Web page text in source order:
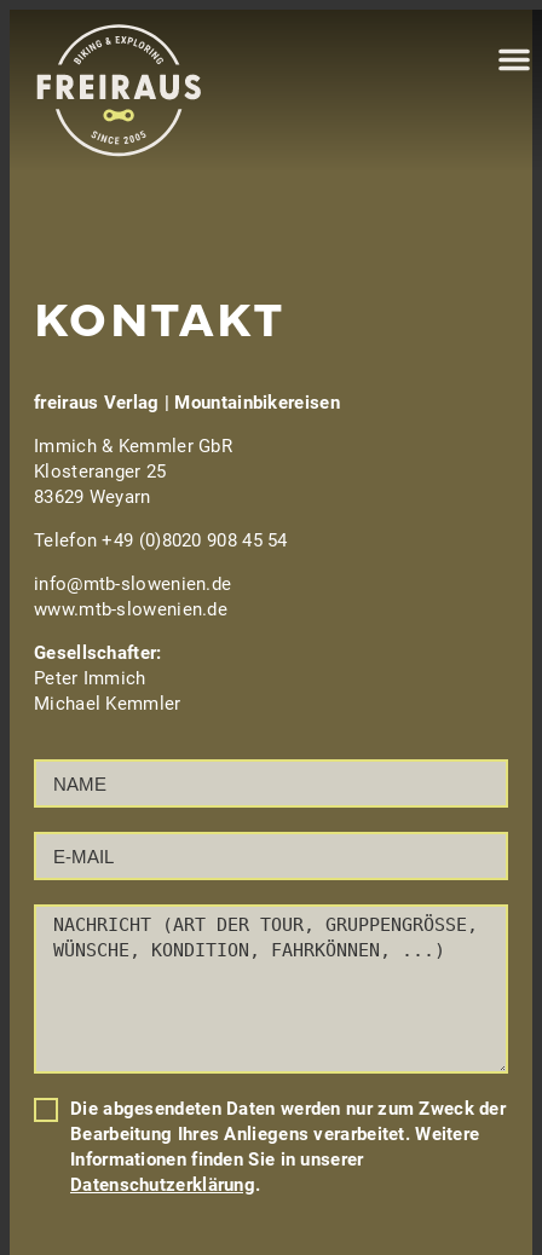
KONTAKT
freiraus Verlag | Mountainbikereisen
Immich & Kemmler GbR
Klosteranger 25
83629 Weyarn
Telefon +49 (0)8020 908 45 54
info@mtb-slowenien.de
www.mtb-slowenien.de
Gesellschafter:
Peter Immich
Michael Kemmler
Die abgesendeten Daten werden nur zum Zweck der
Bearbeitung Ihres Anliegens verarbeitet. Weitere
Informationen finden Sie in unserer
Datenschutzerklärung.